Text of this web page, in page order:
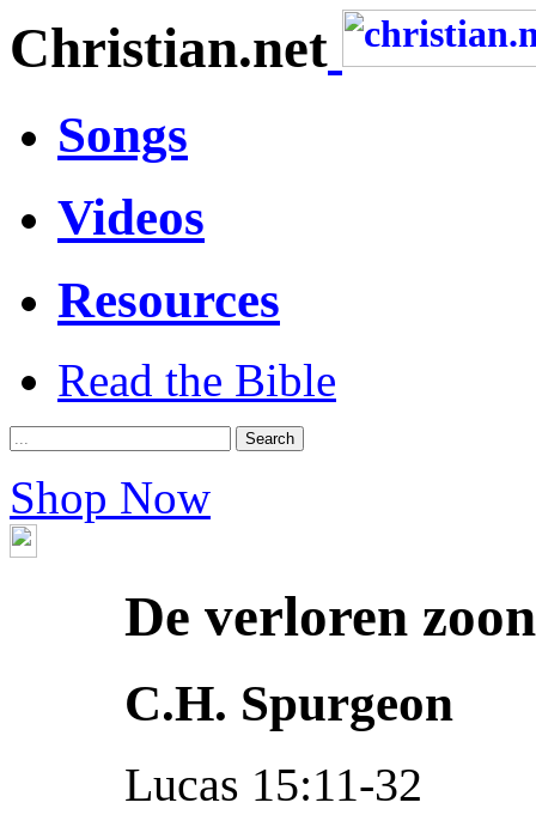
Christian.net
Songs
Videos
Resources
Read the Bible
Shop Now
De verloren zoon
C.H. Spurgeon
Lucas 15:11-32